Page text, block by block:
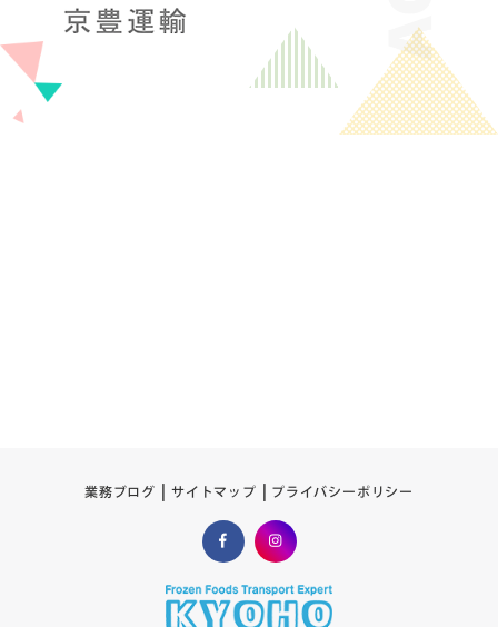
業務ブログ サイトマップ プライバシーポリシー